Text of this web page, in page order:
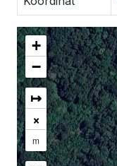
+
−
↦
×
m